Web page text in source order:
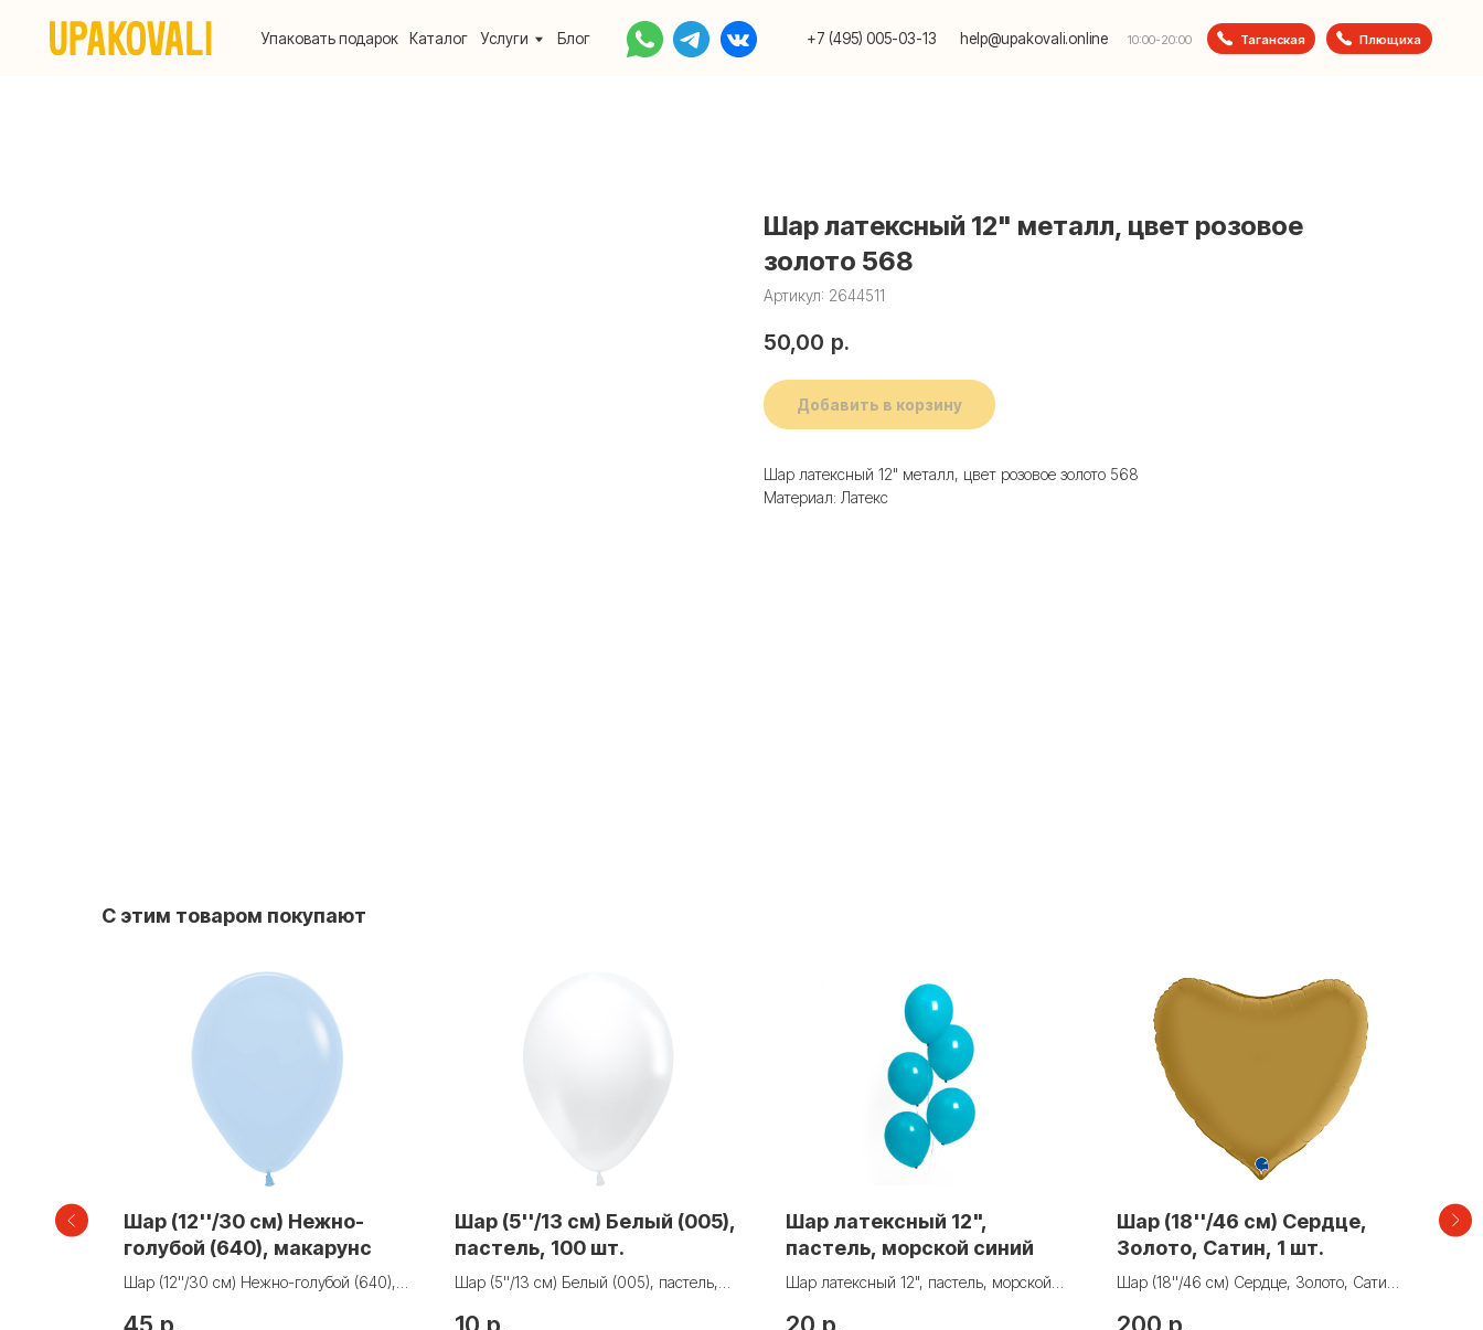
+7 (495) 005-03-13 10:00-20:00
Упаковать подарок Каталог Услуги Блог help@upakovali.online Таганская Плющиха
Шар латексный 12" металл, цвет розовое
золото 568
Артикул: 2644511
50,00 р.
Добавить в корзину
Шар латексный 12" металл, цвет розовое золото 568
Материал: Латекс
С этим товаром покупают
Шар (12''/30 см) Нежно-
голубой (640), макарунс
Шар (12''/30 см) Нежно-голубой (640),
45 р.
Шар (5''/13 см) Белый (005),
пастель, 100 шт.
Шар (5''/13 см) Белый (005), пастель,
10 р.
Шар латексный 12",
пастель, морской синий
Шар латексный 12", пастель, морской
20 р.
Шар (18''/46 см) Сердце,
Золото, Сатин, 1 шт.
Шар (18''/46 см) Сердце, Золото, Сатин,
200 р.